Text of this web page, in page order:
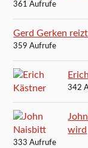
361 Aufrufe
Gerd Gerken
359 Aufrufe
342
wird
333 Aufrufe